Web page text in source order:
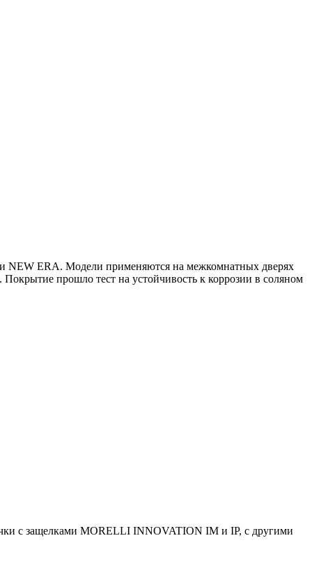
NEW ERA. Модели применяются на межкомнатных дверях
прошло тест на устойчивость к коррозии в соляном
с защелками MORELLI INNOVATION IM и IP, с другими